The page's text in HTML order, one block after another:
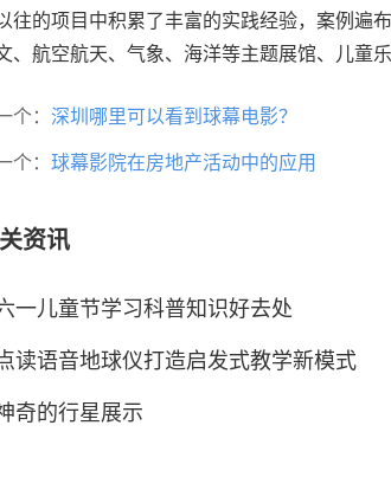
往的项目中积累了丰富的实践经验，案例遍
、航空航天、气象、海洋等主题展馆、儿童
个： 深圳哪里可以看到球幕电影？
个： 球幕影院在房地产活动中的应用
资讯
一儿童节学习科普知识好去处
读语音地球仪打造启发式教学新模式
奇的行星展示